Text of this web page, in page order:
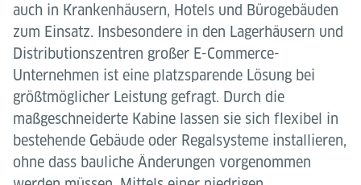
auch in Krankenhäusern, Hotels und Bürogebäuden
zum Einsatz. Insbesondere in den Lagerhäusern und
Distributionszentren großer E-Commerce-
Unternehmen ist eine platzsparende Lösung bei
größtmöglicher Leistung gefragt. Durch die
maßgeschneiderte Kabine lassen sie sich flexibel in
bestehende Gebäude oder Regalsysteme installieren,
ohne dass bauliche Änderungen vorgenommen